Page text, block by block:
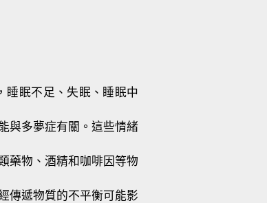
睡眠不足、失眠、睡眠中
與多夢症有關。這些情緒
藥物、酒精和咖啡因等物
傳遞物質的不平衡可能影